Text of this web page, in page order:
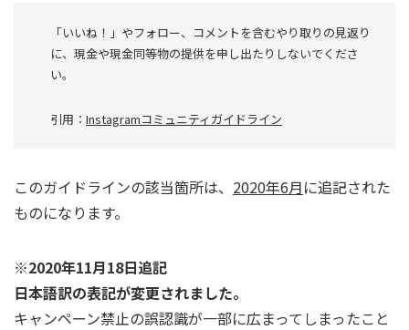
「いいね！」やフォロー、コメントを含むやり取りの見返り
に、現金や現金同等物の提供を申し出たりしないでくださ
い。
引用： Instagramコミュニティガイドライン
このガイドラインの該当箇所は、 2020年6月に追記された
ものになります。
※2020年11月18日追記
日本語訳の表記が変更されました。
キャンペーン禁止の誤認識が一部に広まってしまったこと